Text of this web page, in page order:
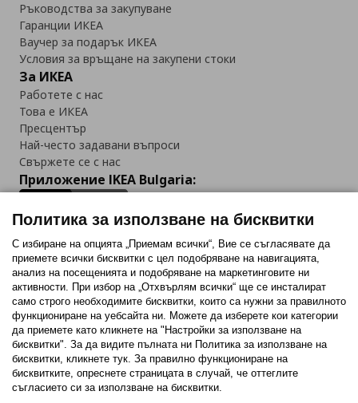
Ръководства за закупуване
Гаранции ИКЕА
Ваучер за подарък ИКЕА
Условия за връщане на закупени стоки
За ИКЕА
Работете с нас
Това е ИКЕА
Пресцентър
Най-често задавани въпроси
Свържете се с нас
Приложение IKEA Bulgaria:
Последвайте ни:
FacebookTwitterYoutubePinterestInstagram
Политика за използване на бисквитки (Cookies)
Политика за използване на бисквитки
С избиране на опцията „Приемам всички“, Вие се съгласявате да
приемете всички бисквитки с цел подобряване на навигацията,
анализ на посещенията и подобряване на маркетинговите ни
активности. При избор на „Отхвърлям всички“ ще се инсталират
само строго необходимитe бисквитки, които са нужни за правилното
функциониране на уебсайта ни. Можете да изберете кои категории
да приемете като кликнете на "Настройки за използване на
бисквитки". За да видите пълната ни Политика за използване на
бисквитки, кликнете тук. За правилно функциониране на
бисквитките, опреснете страницата в случай, че оттеглите
съгласието си за използване на бисквитки.